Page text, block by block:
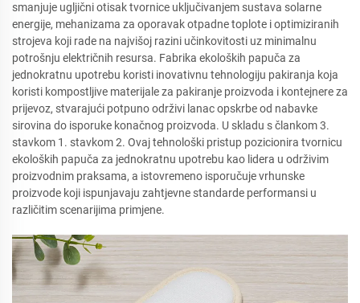
smanjuje ugljični otisak tvornice uključivanjem sustava solarne
energije, mehanizama za oporavak otpadne toplote i optimiziranih
strojeva koji rade na najvišoj razini učinkovitosti uz minimalnu
potrošnju električnih resursa. Fabrika ekoloških papuča za
jednokratnu upotrebu koristi inovativnu tehnologiju pakiranja koja
koristi kompostljive materijale za pakiranje proizvoda i kontejnere za
prijevoz, stvarajući potpuno održivi lanac opskrbe od nabavke
sirovina do isporuke konačnog proizvoda. U skladu s člankom 3.
stavkom 1. stavkom 2. Ovaj tehnološki pristup pozicionira tvornicu
ekoloških papuča za jednokratnu upotrebu kao lidera u održivim
proizvodnim praksama, a istovremeno isporučuje vrhunske
proizvode koji ispunjavaju zahtjevne standarde performansi u
različitim scenarijima primjene.